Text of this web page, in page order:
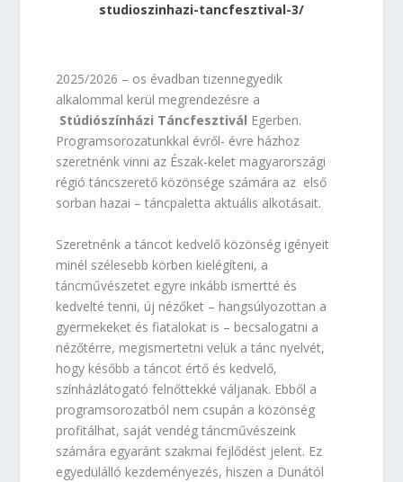
studioszinhazi-tancfesztival-3/
2025/2026 – os évadban tizennegyedik
alkalommal kerül megrendezésre a
Stúdiószínházi Táncfesztivál Egerben.
Programsorozatunkkal évről- évre házhoz
szeretnénk vinni az Észak-kelet magyarországi
régió táncszerető közönsége számára az első
sorban hazai – táncpaletta aktuális alkotásait.
Szeretnénk a táncot kedvelő közönség igényeit
minél szélesebb körben kielégíteni, a
táncművészetet egyre inkább ismertté és
kedvelté tenni, új nézőket – hangsúlyozottan a
gyermekeket és fiatalokat is – becsalogatni a
nézőtérre, megismertetni velük a tánc nyelvét,
hogy később a táncot értő és kedvelő,
színházlátogató felnőttekké váljanak. Ebből a
programsorozatból nem csupán a közönség
profitálhat, saját vendég táncművészeink
számára egyaránt szakmai fejlődést jelent. Ez
egyedülálló kezdeményezés, hiszen a Dunától